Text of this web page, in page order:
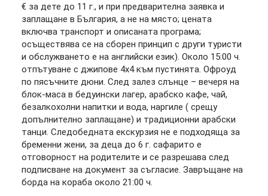
€ за дете до 11 г., и при предварителна заявка и
заплащане в България, а не на място; цената
включва транспорт и описаната програма;
осъществява се на сборен принцип с други туристи
и обслужването е на английски език). Около 15:00 ч.
отпътуване с джипове 4х4 към пустинята. Офроуд
по пясъчните дюни. След залез слънце – вечеря на
блок-маса в бедуински лагер, арабско кафе, чай,
безалкохолни напитки и вода, наргиле ( срещу
допълнително заплащане) и традиционни арабски
танци. Следобедната екскурзия не е подходяща за
бременни жени, за деца до 6 г. сафарито е
отговорност на родителите и се разрешава след
подписване на документ за съгласие. Завръщане на
борда на кораба около 21:00 ч.